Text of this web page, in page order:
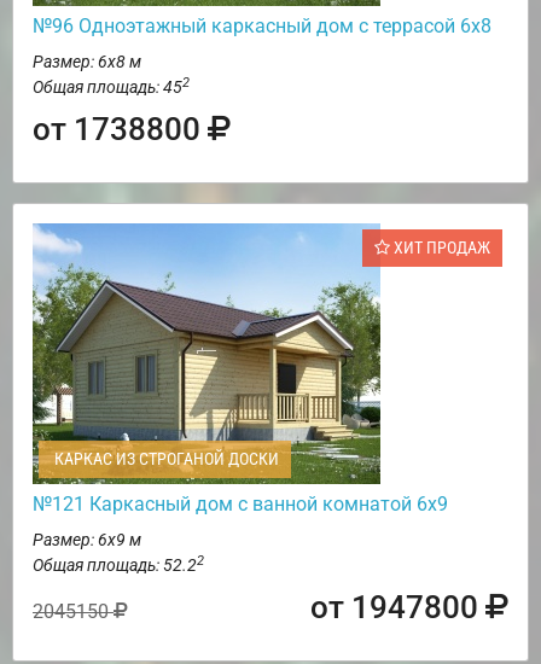
№96 Одноэтажный каркасный дом с террасой 6х8
Размер: 6х8 м
Общая площадь: 452
от 1738800
ХИТ ПРОДАЖ
КАРКАС ИЗ СТРОГАНОЙ ДОСКИ
№121 Каркасный дом с ванной комнатой 6х9
Размер: 6х9 м
Общая площадь: 52.22
2045150 от 1947800